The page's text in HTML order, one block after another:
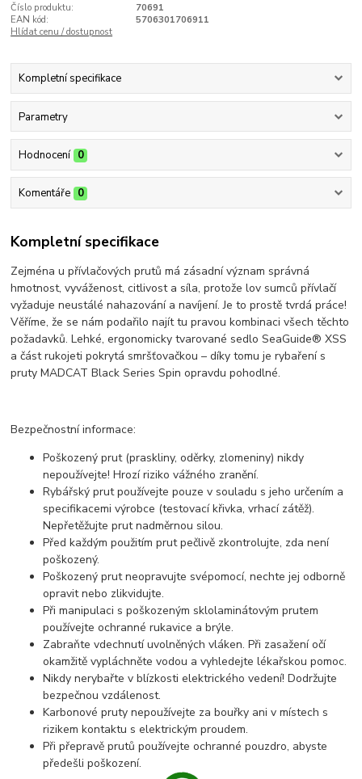
Číslo produktu:
70691
EAN kód:
5706301706911
Hlídat cenu / dostupnost
Kompletní specifikace
Parametry
Hodnocení 0
Komentáře 0
Kompletní specifikace
Zejména u přívlačových prutů má zásadní význam správná
hmotnost, vyváženost, citlivost a síla, protože lov sumců přívlačí
vyžaduje neustálé nahazování a navíjení. Je to prostě tvrdá práce!
Věříme, že se nám podařilo najít tu pravou kombinaci všech těchto
požadavků. Lehké, ergonomicky tvarované sedlo SeaGuide® XSS
a část rukojeti pokrytá smršťovačkou – díky tomu je rybaření s
pruty MADCAT Black Series Spin opravdu pohodlné.
Bezpečnostní informace:
Poškozený prut (praskliny, oděrky, zlomeniny) nikdy
nepoužívejte! Hrozí riziko vážného zranění.
Rybářský prut používejte pouze v souladu s jeho určením a
specifikacemi výrobce (testovací křivka, vrhací zátěž).
Nepřetěžujte prut nadměrnou silou.
Před každým použitím prut pečlivě zkontrolujte, zda není
poškozený.
Poškozený prut neopravujte svépomocí, nechte jej odborně
opravit nebo zlikvidujte.
Při manipulaci s poškozeným sklolaminátovým prutem
používejte ochranné rukavice a brýle.
Zabraňte vdechnutí uvolněných vláken. Při zasažení očí
okamžitě vypláchněte vodou a vyhledejte lékařskou pomoc.
Nikdy nerybařte v blízkosti elektrického vedení! Dodržujte
bezpečnou vzdálenost.
Karbonové pruty nepoužívejte za bouřky ani v místech s
rizikem kontaktu s elektrickým proudem.
Při přepravě prutů používejte ochranné pouzdro, abyste
předešli poškození.